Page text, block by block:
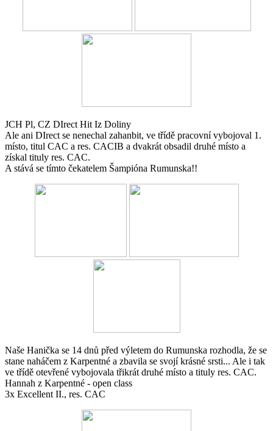
JCH Pl, CZ DIrect Hit Iz Doliny
Ale ani DIrect se nenechal zahanbit, ve třídě pracovní vybojoval 1.
místo, titul CAC a res. CACIB a dvakrát obsadil druhé místo a
získal tituly res. CAC.
A stává se tímto čekatelem Šampióna Rumunska!!
Naše Hanička se 14 dnů před výletem do Rumunska rozhodla, že se
stane naháčem z Karpentné a zbavila se svojí krásné srsti... Ale i tak
ve třídě otevřené vybojovala třikrát druhé místo a tituly res. CAC.
Hannah z Karpentné - open class
3x Excellent II., res. CAC